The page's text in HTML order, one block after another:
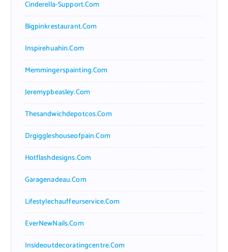
Cinderella-Support.com
Bigpinkrestaurant.com
Inspirehuahin.com
Memmingerspainting.com
Jeremypbeasley.com
Thesandwichdepotcos.com
Drgiggleshouseofpain.com
Hotflashdesigns.com
Garagenadeau.com
Lifestylechauffeurservice.com
EverNewNails.com
Insideoutdecoratingcentre.com